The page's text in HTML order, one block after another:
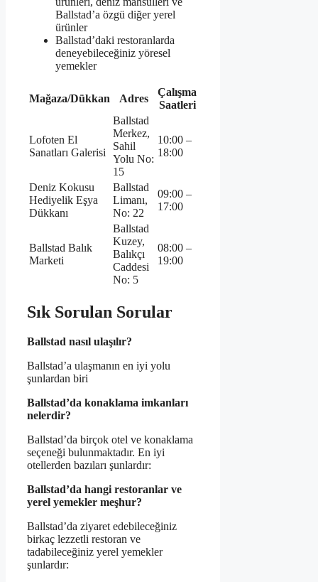
Ballstad’a özgü diğer yerel
ürünler
Ballstad’daki restoranlarda
deneyebileceğiniz yöresel
yemekler
Mağaza/Dükkan Adres
Çalışma
Saatleri
Lofoten El
Sanatları Galerisi
Ballstad
Merkez,
Sahil
Yolu No:
15
10:00 –
18:00
Deniz Kokusu
Hediyelik Eşya
Dükkanı
Ballstad
Limanı,
No: 22
09:00 –
17:00
Ballstad Balık
Marketi
Ballstad
Kuzey,
Balıkçı
Caddesi
No: 5
08:00 –
19:00
Sık Sorulan Sorular
Ballstad nasıl ulaşılır?
Ballstad’a ulaşmanın en iyi yolu
şunlardan biri
Ballstad’da konaklama imkanları
nelerdir?
Ballstad’da birçok otel ve konaklama
seçeneği bulunmaktadır. En iyi
otellerden bazıları şunlardır:
Ballstad’da hangi restoranlar ve
yerel yemekler meşhur?
Ballstad’da ziyaret edebileceğiniz
birkaç lezzetli restoran ve
tadabileceğiniz yerel yemekler
şunlardır: